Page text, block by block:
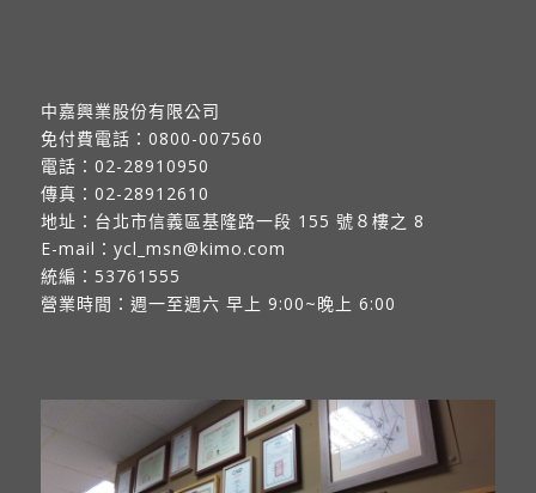
中嘉興業股份有限公司
免付費電話： 0800-007560
電話： 02-28910950
傳真： 02-28912610
地址： 台北市信義區基隆路一段 155 號８樓之 8
E-mail： ycl_msn@kimo.com
統編：53761555
營業時間：週一至週六 早上 9:00~晚上 6:00